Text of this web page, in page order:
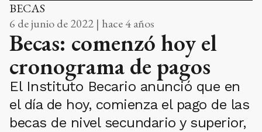
BECAS
6 de junio de 2022 | hace 4 años
Becas: comenzó hoy el
cronograma de pagos
El Instituto Becario anunció que en
el día de hoy, comienza el pago de las
becas de nivel secundario y superior,